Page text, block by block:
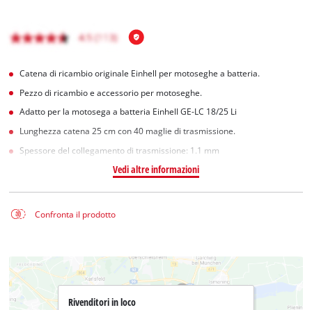
Catena di ricambio originale Einhell per motoseghe a batteria.
Pezzo di ricambio e accessorio per motoseghe.
Adatto per la motosega a batteria Einhell GE-LC 18/25 Li
Lunghezza catena 25 cm con 40 maglie di trasmissione.
Spessore del collegamento di trasmissione: 1.1 mm
Vedi altre informazioni
Confronta il prodotto
Rivenditori in loco